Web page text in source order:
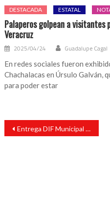
DESTACADA ESTATAL
Palaperos golpean a visitantes
Veracruz
2025/04/24 Guadalupe Cagal
En redes sociales fueron
Chachalacas en Úrsulo Galván,
para poder estar
Navegación
entradas
Entrega DIF Municipal más de 700 apoyos del programa 1000 días de vida